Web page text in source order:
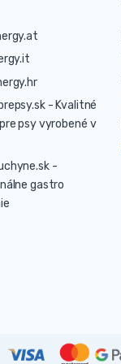
- Kvalitné
psy vyrobené v
-
gastro